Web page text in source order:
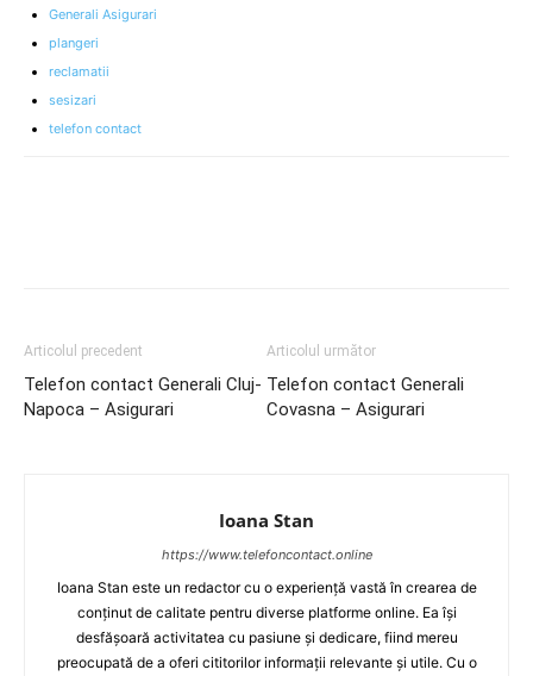
Generali Asigurari
plangeri
reclamatii
sesizari
telefon contact
Articolul precedent
Telefon contact Generali Cluj-
Napoca – Asigurari
Articolul următor
Telefon contact Generali
Covasna – Asigurari
Ioana Stan
https://www.telefoncontact.online
Ioana Stan este un redactor cu o experiență vastă în crearea de
conținut de calitate pentru diverse platforme online. Ea își
desfășoară activitatea cu pasiune și dedicare, fiind mereu
preocupată de a oferi cititorilor informații relevante și utile. Cu o